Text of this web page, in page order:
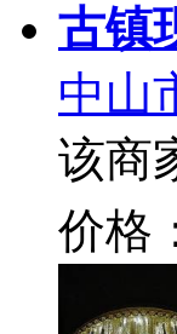
古镇
中山
该商
价格